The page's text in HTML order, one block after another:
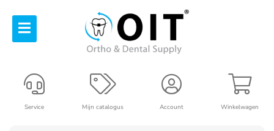
Winkelwagen
Account
Mijn catalogus
Service